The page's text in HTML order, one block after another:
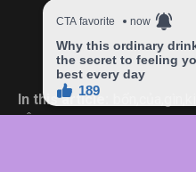
In this article:
yêu